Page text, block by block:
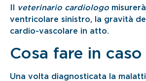
veterinario cardiologo
ventricolare sinistro, la gravità
cardio-vascolare in atto.
Cosa fare in
Una volta diagnosticata la